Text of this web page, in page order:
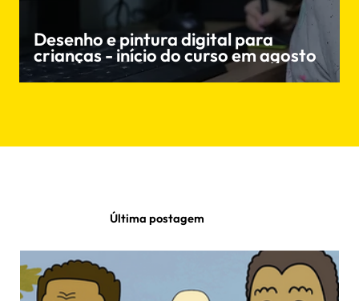
Desenho e pintura digital para
crianças - início do curso em agosto
Última postagem